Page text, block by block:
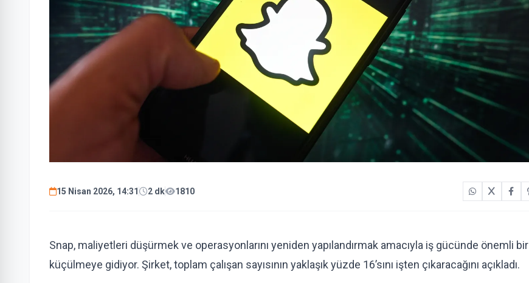
15 Nisan 2026, 14:31 2 dk 1810
Snap, maliyetleri düşürmek ve operasyonlarını yeniden yapılandırmak amacıyla iş gücünde önemli bir
küçülmeye gidiyor. Şirket, toplam çalışan sayısının yaklaşık yüzde 16’sını işten çıkaracağını açıkladı.